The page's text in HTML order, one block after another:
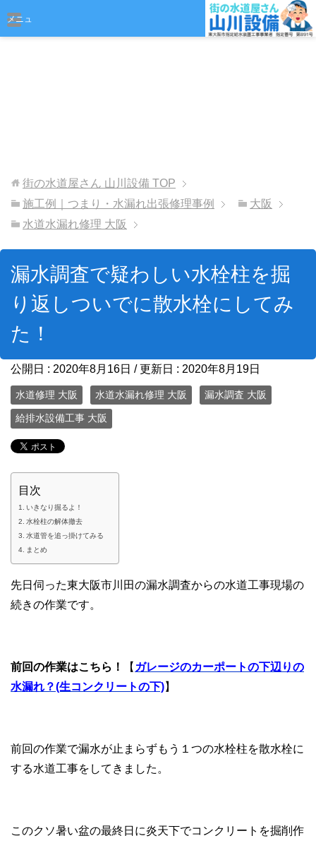
メニュ
街の水道屋さん 山川設備 TOP
施工例｜つまり・水漏れ出張修理事例
大阪
水道水漏れ修理 大阪
漏水調査で疑わしい水栓柱を掘
り返しついでに散水栓にしてみ
た！
公開日 : 2020年8月16日 / 更新日 : 2020年8月19日
水道修理 大阪 水道水漏れ修理 大阪 漏水調査 大阪
給排水設備工事 大阪
目次
いきなり掘るよ！
水栓柱の解体撤去
水道管を追っ掛けてみる
まとめ
先日伺った東大阪市川田の漏水調査からの水道工事現場の
続きの作業です。
前回の作業はこちら！ 【 ガレージのカーポートの下辺りの
水漏れ？(生コンクリートの下)】
前回の作業で漏水が止まらずもう１つの水栓柱を散水栓に
する水道工事をしてきました。
このクソ暑い盆の最終日に炎天下でコンクリートを掘削作